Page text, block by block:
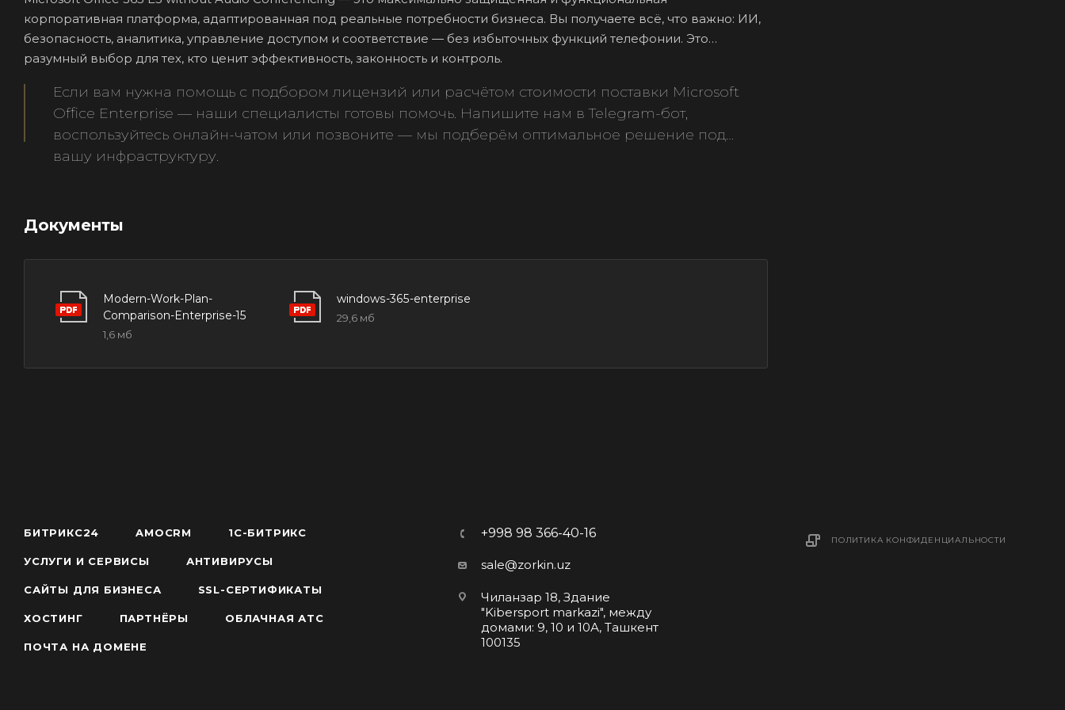
корпоративная платформа, адаптированная под реальные потребности бизнеса. Вы получаете всё, что важно: ИИ,
безопасность, аналитика, управление доступом и соответствие — без избыточных функций телефонии. Это
разумный выбор для тех, кто ценит эффективность, законность и контроль.
Если вам нужна помощь с подбором лицензий или расчётом стоимости поставки Microsoft
Office Enterprise — наши специалисты готовы помочь. Напишите нам в Telegram-бот,
воспользуйтесь онлайн-чатом или позвоните — мы подберём оптимальное решение под
вашу инфраструктуру.
Документы
Modern-Work-Plan-
Comparison-Enterprise-15
1,6 мб
windows-365-enterprise
29,6 мб
БИТРИКС24 AMOCRM 1С-БИТРИКС
УСЛУГИ И СЕРВИСЫ АНТИВИРУСЫ
САЙТЫ ДЛЯ БИЗНЕСА SSL-СЕРТИФИКАТЫ
ХОСТИНГ ПАРТНЁРЫ ОБЛАЧНАЯ АТС
ПОЧТА НА ДОМЕНЕ
+998 98 366-40-16
sale@zorkin.uz
Чиланзар 18, Здание
"Kibersport markazi", между
домами: 9, 10 и 10А, Ташкент
100135
ПОЛИТИКА КОНФИДЕНЦИАЛЬНОСТИ